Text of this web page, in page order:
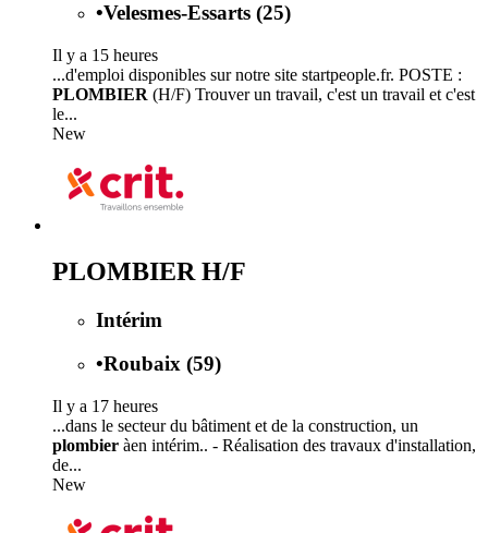
•Velesmes-Essarts (25)
Il y a 15 heures
...d'emploi disponibles sur notre site startpeople.fr. POSTE :
PLOMBIER (H/F) Trouver un travail, c'est un travail et c'est
le...
New
PLOMBIER H/F
Intérim
•Roubaix (59)
Il y a 17 heures
...dans le secteur du bâtiment et de la construction, un
plombier àen intérim.. - Réalisation des travaux d'installation,
de...
New